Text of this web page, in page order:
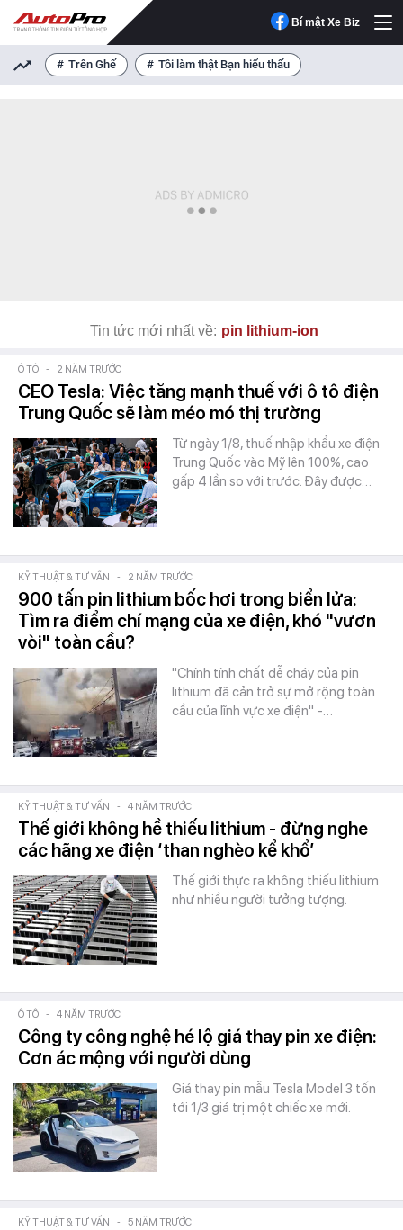
Bí mật Xe Biz
Trên Ghế Tôi làm thật Bạn hiểu thấu
Tin tức mới nhất về: pin lithium-ion
Ô TÔ - 2 NĂM TRƯỚC
CEO Tesla: Việc tăng mạnh thuế với ô tô điện
Trung Quốc sẽ làm méo mó thị trường
Từ ngày 1/8, thuế nhập khẩu xe điện
Trung Quốc vào Mỹ lên 100%, cao
gấp 4 lần so với trước. Đây được…
KỸ THUẬT & TƯ VẤN - 2 NĂM TRƯỚC
900 tấn pin lithium bốc hơi trong biển lửa:
Tìm ra điểm chí mạng của xe điện, khó "vươn
vòi" toàn cầu?
"Chính tính chất dễ cháy của pin
lithium đã cản trở sự mở rộng toàn
cầu của lĩnh vực xe điện" -…
KỸ THUẬT & TƯ VẤN - 4 NĂM TRƯỚC
Thế giới không hề thiếu lithium - đừng nghe
các hãng xe điện ‘than nghèo kể khổ’
Thế giới thực ra không thiếu lithium
như nhiều người tưởng tượng.
Ô TÔ - 4 NĂM TRƯỚC
Công ty công nghệ hé lộ giá thay pin xe điện:
Cơn ác mộng với người dùng
Giá thay pin mẫu Tesla Model 3 tốn
tới 1/3 giá trị một chiếc xe mới.
KỸ THUẬT & TƯ VẤN - 5 NĂM TRƯỚC